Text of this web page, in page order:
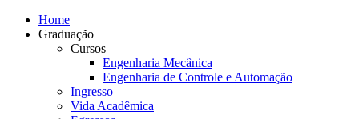
Home
Graduação
Cursos
Engenharia Mecânica
Engenharia de Controle e Automação
Ingresso
Vida Acadêmica